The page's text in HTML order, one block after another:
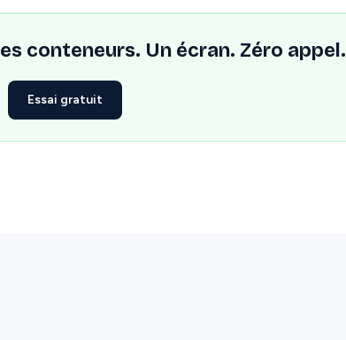
conteneurs. Un écran. Zéro appel.
Essai gratuit